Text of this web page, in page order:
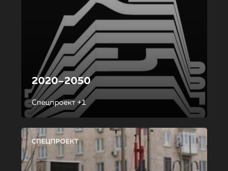
2020–2050
Спецпроект +1
СПЕЦПРОЕКТ